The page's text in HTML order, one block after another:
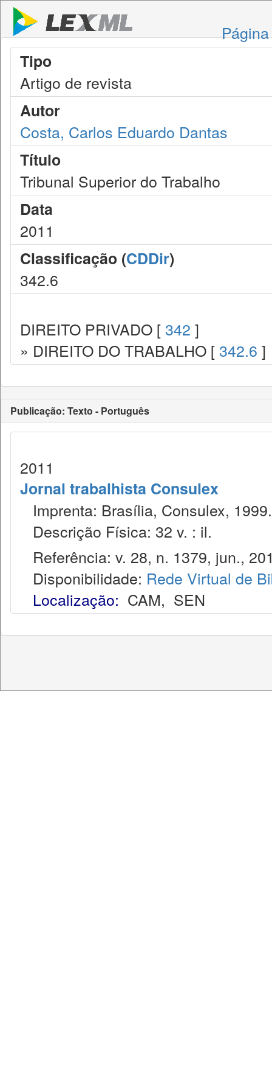
Tipo
Artigo de revista
Autor
Costa, Carlos Eduardo Dantas
Título
Tribunal Superior do Trabalho
Data
2011
Classificação (CDDir)
342.6
DIREITO PRIVADO [ 342 ]
» DIREITO DO TRABALHO [ 342.6 ]
Publicação: Texto - Português
2011
Jornal trabalhista Consulex
Imprenta: Brasília, Consulex, 1999.
Descrição Física: 32 v. : il.
Referência: v. 28, n. 1379, jun.,
Disponibilidade: Rede Virtual de
Localização: CAM, SEN